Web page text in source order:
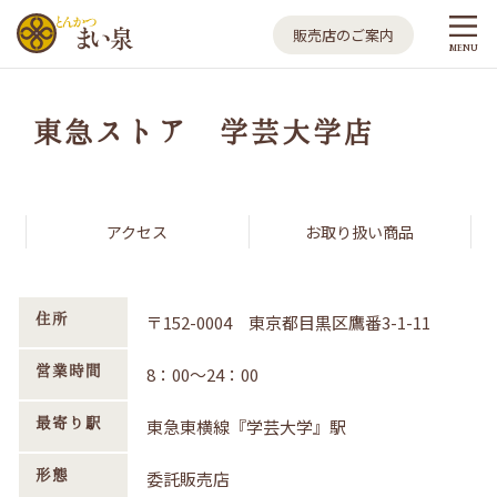
とんかつ まい泉
販売店のご案内
MENU
東急ストア 学芸大学店
アクセス お取り扱い商品
住所 〒152-0004 東京都目黒区鷹番3-1-11
営業時間 8：00～24：00
最寄り駅 東急東横線『学芸大学』駅
形態 委託販売店